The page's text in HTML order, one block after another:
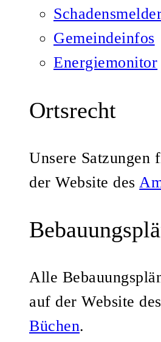
Gemeindeinfos
Energiemonitor
Ortsrecht
Unsere Satzungen
der Website des
Alle
auf der Website
Büchen.